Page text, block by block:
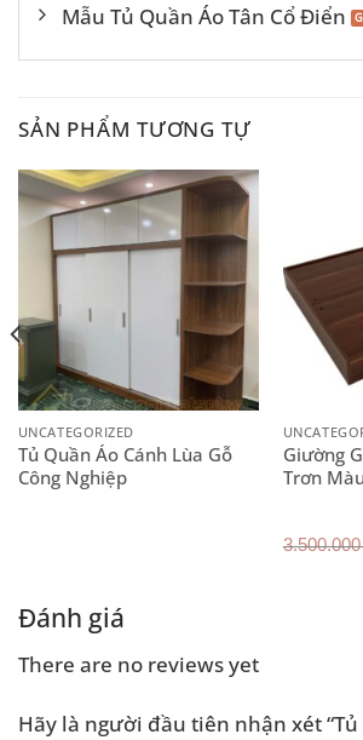
Mẫu Tủ Quần Áo Tân Cổ Điển
SẢN PHẨM TƯƠNG TỰ
UNCATEGORIZED
Tủ Quần Áo Cánh Lùa Gỗ
Công Nghiệp
Giường
Trơn
₫.
Đánh giá
There are no reviews yet
Hãy là người đầu tiên nhận xét “Tủ